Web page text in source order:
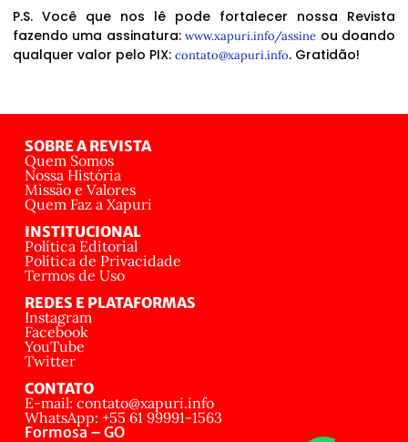
P.S. Você que nos lê pode fortalecer nossa Revista
fazendo uma assinatura:www.xapuri.info/assine ou doando
qualquer valor pelo PIX: contato@xapuri.info. Gratidão!
SOBRE A REVISTA
Quem Somos
Nossa História
Missão e Valores
Quem Faz a Xapuri
INSTITUCIONAL
Política Editorial
Política de Privacidade
Termos de Uso
REDES E PLATAFORMAS
Instagram
Facebook
YouTube
Twitter
CONTATO
E-mail: contato@xapuri.info
WhatsApp: +55 61 99991-1563
Formosa – GO